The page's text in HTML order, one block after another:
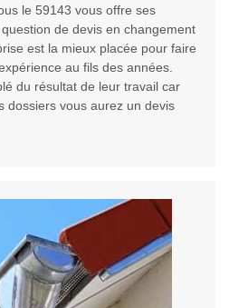
le 59143 vous offre ses
de devis en changement
est la mieux placée pour faire
au fils des années.
du résultat de leur travail car
dossiers vous aurez un devis